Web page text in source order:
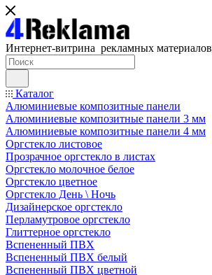
Интернет-витрина рекламных материалов
Каталог
Алюминиевые композитные панели
Алюминиевые композитные панели 3 мм
Алюминиевые композитные панели 4 мм
Оргстекло листовое
Прозрачное оргстекло в листах
Оргстекло молочное белое
Оргстекло цветное
Оргстекло День \ Ночь
Дизайнерское оргстекло
Перламутровое оргстекло
Глиттерное оргстекло
Вспененный ПВХ
Вспененный ПВХ белый
Вспененный ПВХ цветной